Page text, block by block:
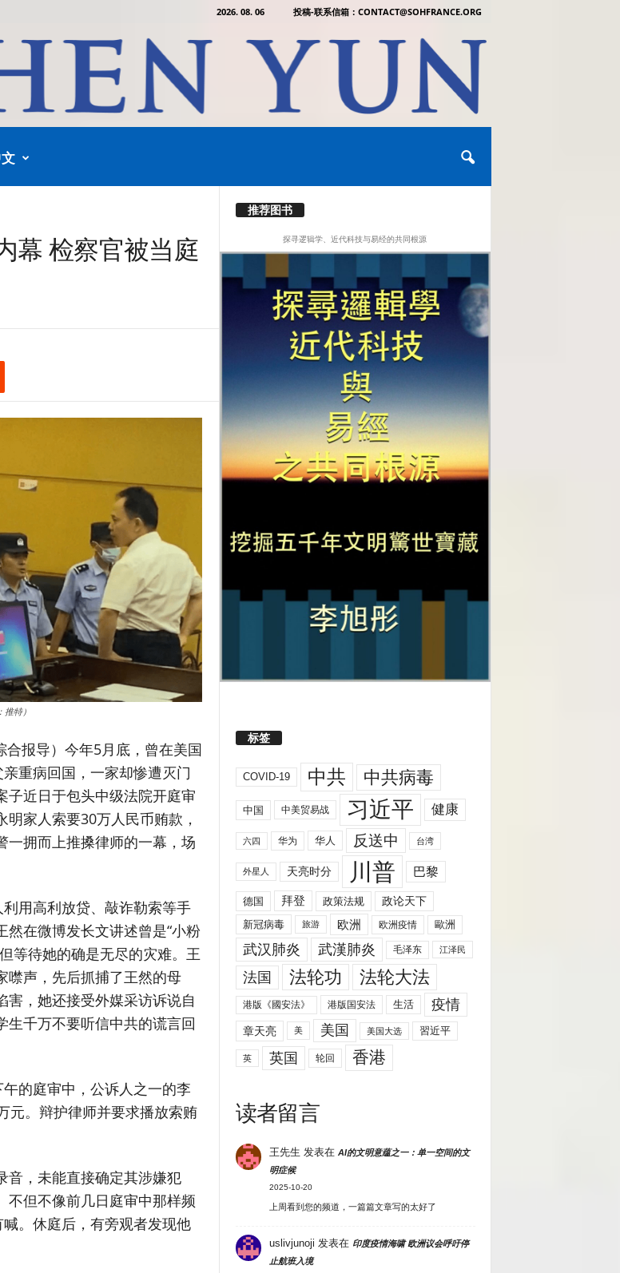
2026. 08. 06 投稿-联系信箱：CONTACT@SOHFRANCE.ORG
幕 检察官被当庭
特）
报导） 今年5月底，曾在美国
重病回国，一家却惨遭灭门
子近日于包头中级法院开庭审
家人索要30万人民币贿款，
一拥而上推搡律师的一幕，场
用高利放贷、敲诈勒索等手
在微博发长文讲述曾是“小粉
等待她的确是无尽的灾难。王
噤声，先后抓捕了王然的母
，她还接受外媒采访诉说自
生千万不要听信中共的谎言回
的庭审中，公诉人之一的李
元。辩护律师并要求播放索贿
音，未能直接确定其涉嫌犯
不但不像前几日庭审中那样频
。休庭后，有旁观者发现他
推荐图书
探寻逻辑学、近代科技与易经的共同根源
标签
COVID-19 中共 中共病毒
中国 中美贸易战 习近平 健康
六四 华为 华人 反送中 台湾
外星人 天亮时分 川普 巴黎
德国 拜登 政策法规
政论天下
新冠病毒
旅游 欧洲 欧洲疫情 歐洲
武汉肺炎 武漢肺炎 毛泽东 江泽民
法国 法轮功 法轮大法
港版《國安法》 港版国安法 生活 疫情
章天亮 美 美国 美国大选 習近平
英 英国 轮回 香港
读者留言
王先生 发表在 AI的文明意蕴之一：单一空间的文
明症候
2025-10-20
上周看到您的频道，一篇篇文章写的太好了
uslivjunoji 发表在 印度疫情海啸 欧洲议会呼吁停
止航班入境